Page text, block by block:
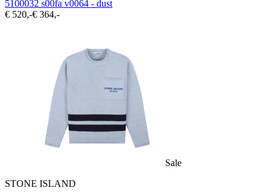
5100032 s00fa v0064 - dust
€ 520,-€ 364,-
Sale
STONE ISLAND